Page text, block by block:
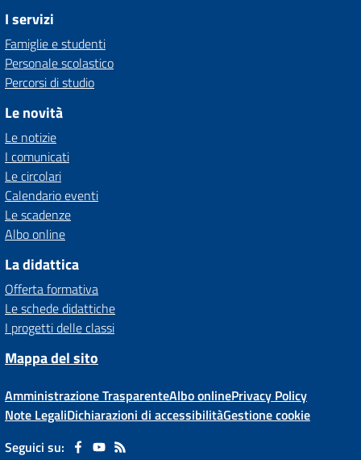
I servizi
Famiglie e studenti
Personale scolastico
Percorsi di studio
Le novità
Le notizie
I comunicati
Le circolari
Calendario eventi
Le scadenze
Albo online
La didattica
Offerta formativa
Le schede didattiche
I progetti delle classi
Mappa del sito
Amministrazione TrasparenteAlbo onlinePrivacy Policy
Note LegaliDichiarazioni di accessibilitàGestione cookie
Seguici su: